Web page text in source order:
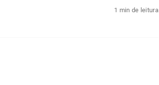
1 min de leitura